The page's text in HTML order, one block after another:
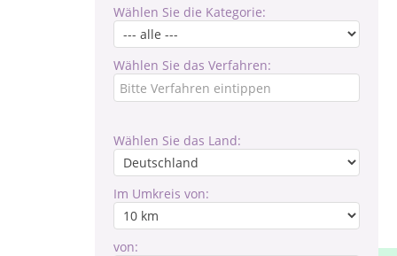
Wählen Sie die Kategorie:
Wählen Sie das Verfahren:
Wählen Sie das Land:
Im Umkreis von:
von: